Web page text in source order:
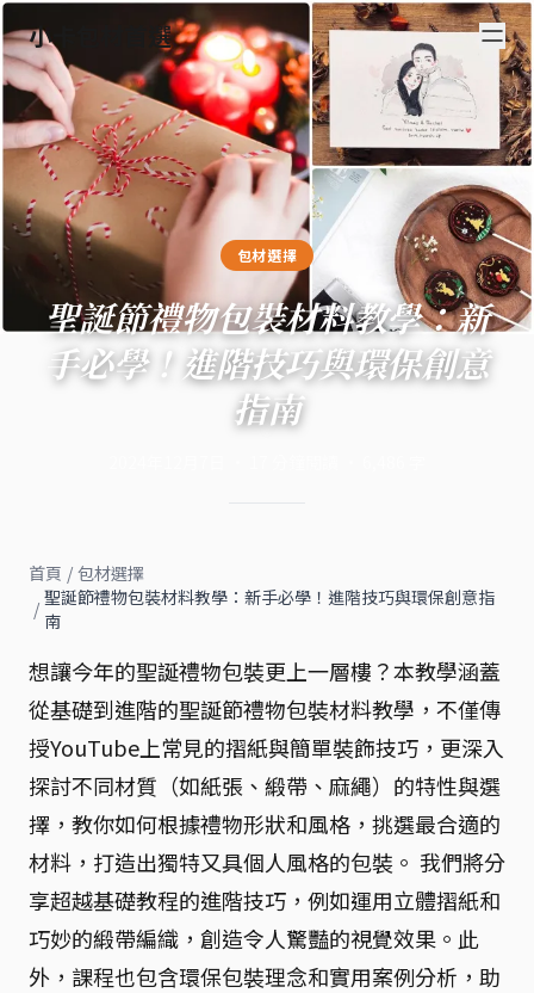
小卡包材首選
包材選擇
聖誕節禮物包裝材料教學：新
手必學！進階技巧與環保創意
指南
首頁 / 包材選擇
/ 聖誕節禮物包裝材料教學：新手必學！進階技巧與環保創意指
南
想讓今年的聖誕禮物包裝更上一層樓？本教學涵蓋
從基礎到進階的聖誕節禮物包裝材料教學，不僅傳
授YouTube上常見的摺紙與簡單裝飾技巧，更深入
探討不同材質（如紙張、緞帶、麻繩）的特性與選
擇，教你如何根據禮物形狀和風格，挑選最合適的
材料，打造出獨特又具個人風格的包裝。 我們將分
享超越基礎教程的進階技巧，例如運用立體摺紙和
巧妙的緞帶編織，創造令人驚豔的視覺效果。此
外，課程也包含環保包裝理念和實用案例分析，助